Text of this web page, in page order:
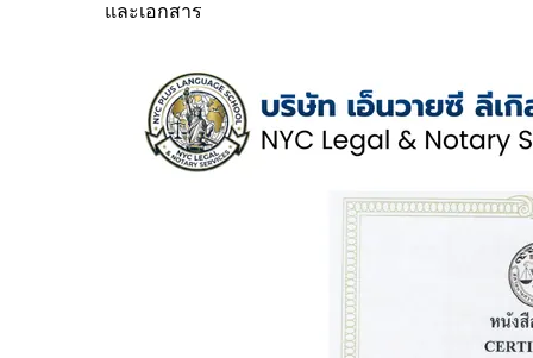
และเอกสาร